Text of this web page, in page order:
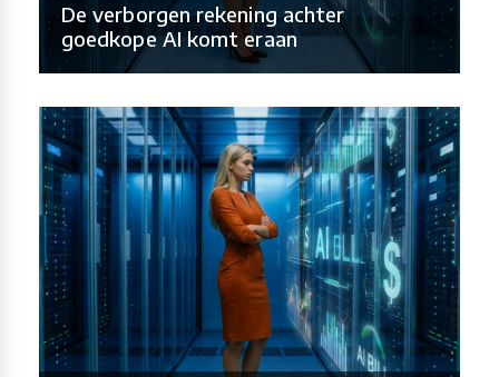
De verborgen rekening achter
goedkope AI komt eraan